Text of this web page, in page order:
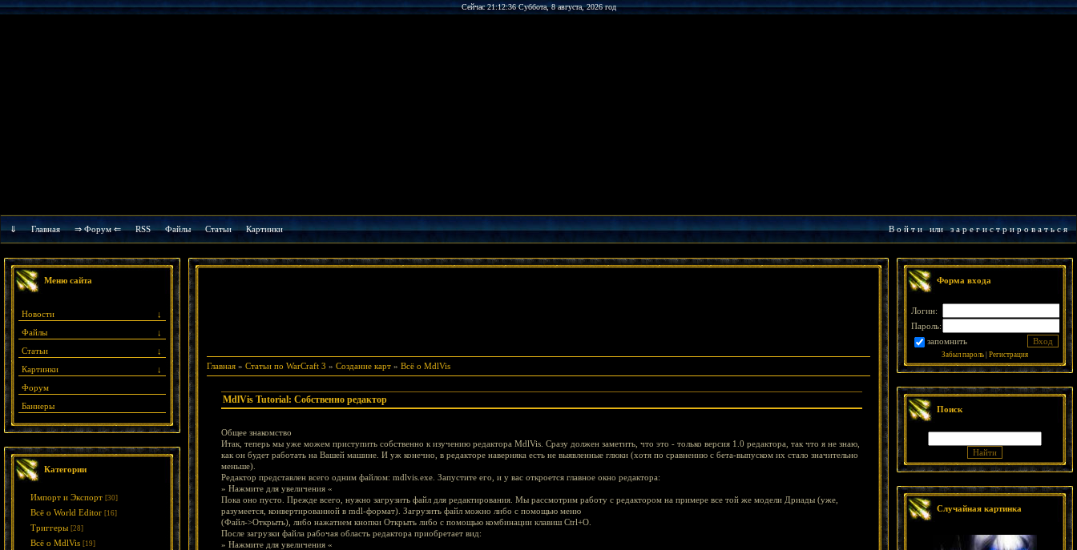
Сейчас 21:12:36 Суббота, 8 августа, 2026 год
⇓ Главная ⇒ Форум ⇐ RSS Файлы Cтатьи Картинки В о й т иилиз а р е г и с т р и р о в а т ь с я
Меню сайта
↓
Новости
↓
Файлы
↓
Статьи
↓
Картинки
Форум
Баннеры
Категории
Импорт и Экспорт [30]
Всё о World Editor [16]
Триггеры [28]
Всё о MdlVis [19]
Главная » Статьи по WarCraft 3 » Создание карт » Всё о MdlVis
MdlVis Tutorial: Собственно редактор
Общее знакомство
Итак, теперь мы уже можем приступить собственно к изучению редактора MdlVis. Сразу должен заметить, что это - только версия 1.0 редактора, так что я не знаю,
как он будет работать на Вашей машине. И уж конечно, в редакторе наверняка есть не выявленные глюки (хотя по сравнению с бета-выпуском их стало значительно
меньше).
Редактор представлен всего одним файлом: mdlvis.exe. Запустите его, и у вас откроется главное окно редактора:
» Нажмите для увеличения «
Пока оно пусто. Прежде всего, нужно загрузить файл для редактирования. Мы рассмотрим работу с редактором на примере все той же модели Дриады (уже,
разумеется, конвертированной в mdl-формат). Загрузить файл можно либо с помощью меню
(Файл->Открыть), либо нажатием кнопки Открыть либо с помощью комбинации клавиш Ctrl+O.
После загрузки файла рабочая область редактора приобретает вид:
» Нажмите для увеличения «
Форма входа
Логин:
Пароль:
запомнить
Забыл пароль Регистрация
Поиск
Случайная картинка